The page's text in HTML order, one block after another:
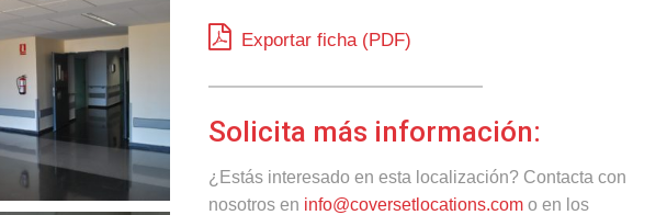
Exportar ficha (PDF)
Solicita más información:
¿Estás interesado en esta localización? Contacta con
nosotros en info@coversetlocations.como en los